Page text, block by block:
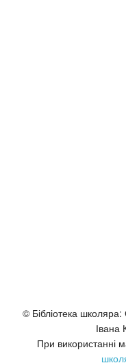
© Бібліотека школяра:
Івана
При використанні